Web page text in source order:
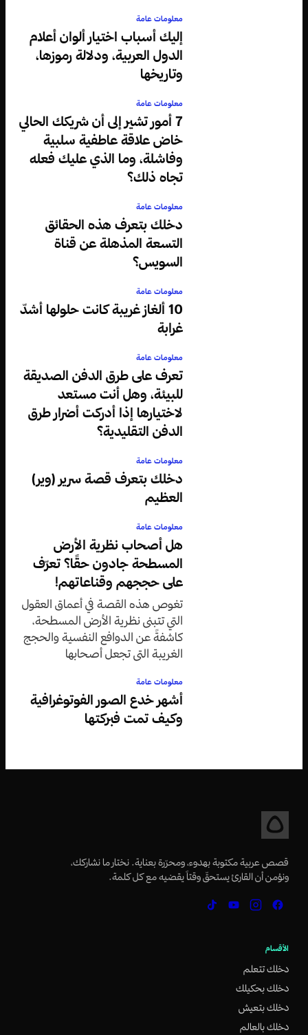
معلومات عامة
إليك أسباب اختيار ألوان أعلام
الدول العربية، ودلالة رموزها،
وتاريخها
معلومات عامة
7 أمور تشير إلى أن شريكك الحالي
خاض علاقة عاطفية سلبية
وفاشلة، وما الذي عليك فعله
تجاه ذلك؟
معلومات عامة
دخلك بتعرف هذه الحقائق
التسعة المذهلة عن قناة
السويس؟
معلومات عامة
10 ألغاز غريبة كانت حلولها أشدّ
غرابة
معلومات عامة
تعرف على طرق الدفن الصديقة
للبيئة، وهل أنت مستعد
لاختيارها إذا أدركت أضرار طرق
الدفن التقليدية؟
معلومات عامة
دخلك بتعرف قصة سرير (وير)
العظيم
معلومات عامة
هل أصحاب نظرية الأرض
المسطحة جادون حقًا؟ تعرّف
على حججهم وقناعاتهم!
تغوص هذه القصة في أعماق العقول
التي تتبنى نظرية الأرض المسطحة،
كاشفةً عن الدوافع النفسية والحجج
الغريبة التي تجعل أصحابها
العلمية الدامغة.
معلومات عامة
أشهر خدع الصور الفوتوغرافية
وكيف تمت فبركتها
قصص عربية مكتوبة بهدوء، ومحرّرة بعناية. نختار ما نشاركك،
ونؤمن أن القارئ يستحقّ وقتاً يقضيه مع كل كلمة.
الأقسام
دخلك تتعلم
دخلك بحكيلك
دخلك بتعيش
دخلك بالعالم